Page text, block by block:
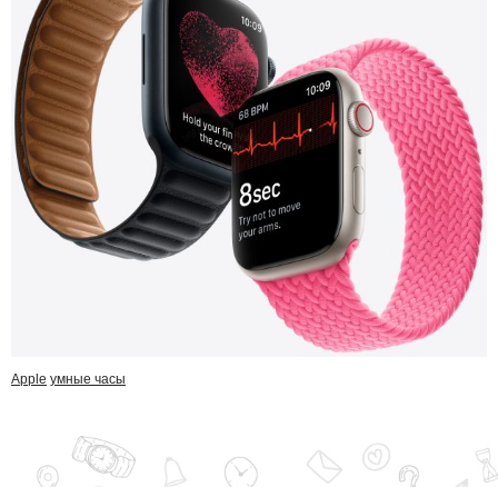
Apple умные часы